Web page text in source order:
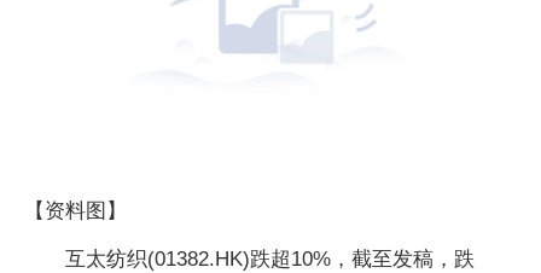
【资料图】
互太纺织(01382.HK)跌超10%，截至发稿，跌